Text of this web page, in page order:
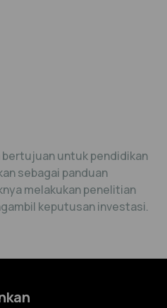
untuk pendidikan
sebagai panduan
melakukan penelitian
keputusan investasi.